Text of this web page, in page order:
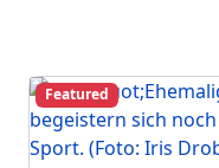
Featured